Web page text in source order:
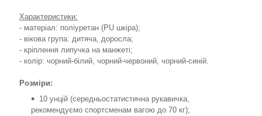
Характеристики:
- матеріал: поліуретан (PU шкіра);
- вікова група: дитяча, доросла;
- кріплення липучка на манжеті;
- колір: чорний-білий, чорний-червоний, чорний-синій.
Розміри:
10 унцій (середньостатистична рукавичка,
рекомендуємо спортсменам вагою до 70 кг);